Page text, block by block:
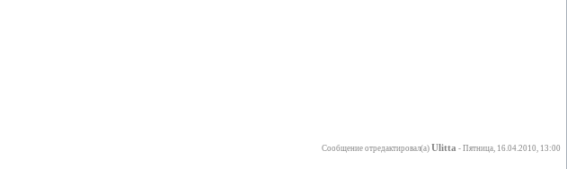
Сообщение отредактировал(а) Ulitta - Пятница, 16.04.2010, 13:00